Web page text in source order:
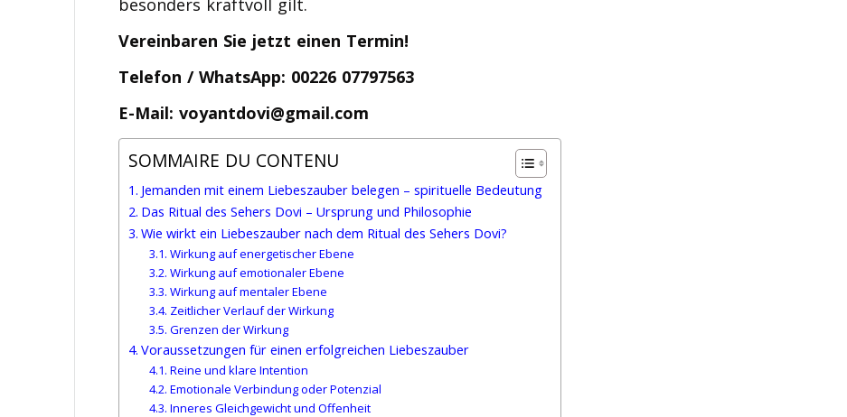
besonders kraftvoll gilt.
Vereinbaren Sie jetzt einen Termin!
Telefon / WhatsApp: 00226 07797563
E-Mail: voyantdovi@gmail.com
SOMMAIRE DU CONTENU
Jemanden mit einem Liebeszauber belegen – spirituelle Bedeutung
Das Ritual des Sehers Dovi – Ursprung und Philosophie
Wie wirkt ein Liebeszauber nach dem Ritual des Sehers Dovi?
Wirkung auf energetischer Ebene
Wirkung auf emotionaler Ebene
Wirkung auf mentaler Ebene
Zeitlicher Verlauf der Wirkung
Grenzen der Wirkung
Voraussetzungen für einen erfolgreichen Liebeszauber
Reine und klare Intention
Emotionale Verbindung oder Potenzial
Inneres Gleichgewicht und Offenheit